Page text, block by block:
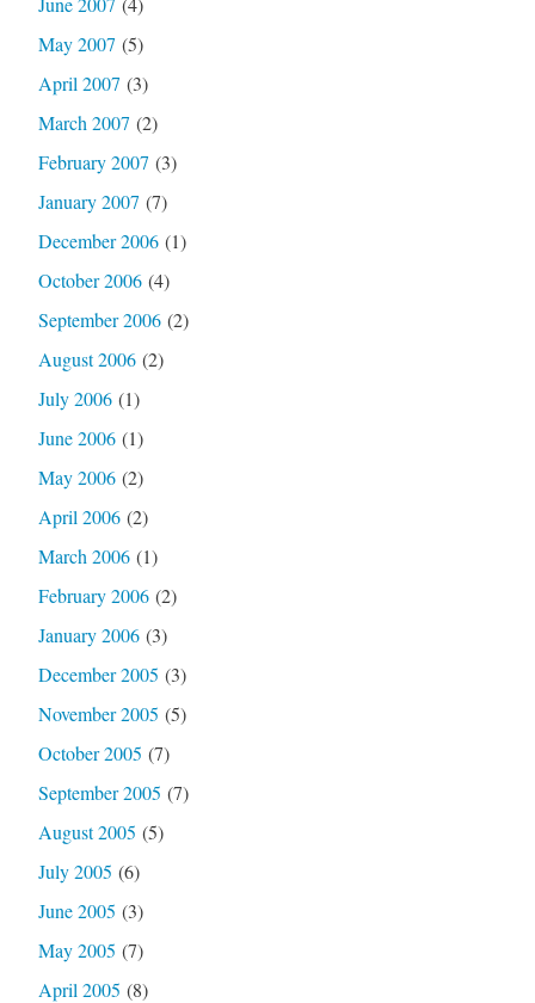
May 2007 (5)
April 2007 (3)
March 2007 (2)
February 2007 (3)
January 2007 (7)
December 2006(1)
October 2006(4)
September 2006(2)
August 2006(2)
July 2006(1)
June 2006(1)
May 2006(2)
April 2006(2)
March 2006(1)
February 2006(2)
January 2006(3)
December 2005 (3)
November 2005 (5)
October 2005 (7)
September 2005 (7)
August 2005 (5)
July 2005 (6)
June 2005 (3)
May 2005 (7)
April 2005 (8)